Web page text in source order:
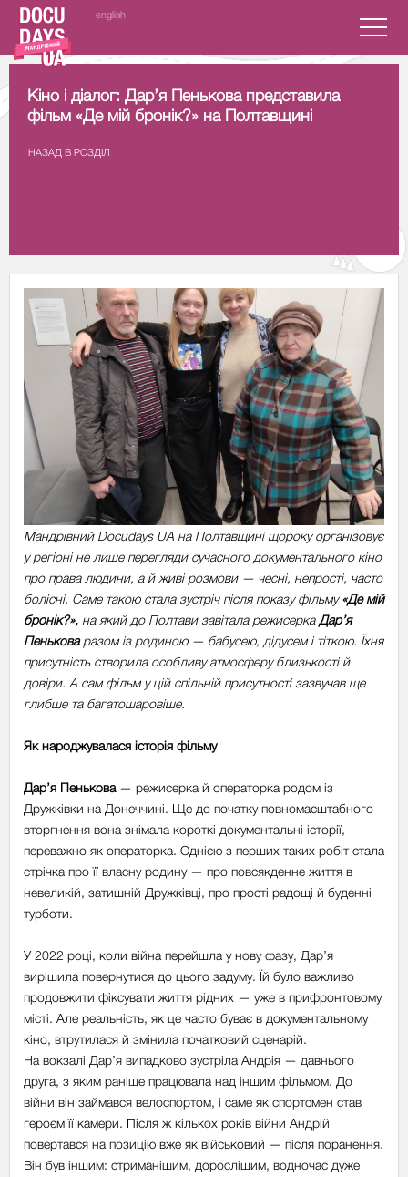
english
Кіно і діалог: Дар’я Пенькова представила
фільм «Де мій бронік?» на Полтавщині
НАЗАД В РОЗДIЛ
Мандрівний Docudays UA на Полтавщині щороку організовує
у регіоні не лише перегляди сучасного документального кіно
про права людини, а й живі розмови — чесні, непрості, часто
болісні. Саме такою стала зустріч після показу фільму«Де мій
бронік?», на який до Полтави завітала режисеркаДар’я
Пеньковаразом із родиною — бабусею, дідусем і тіткою. Їхня
присутність створила особливу атмосферу близькості й
довіри. А сам фільм у цій спільній присутності зазвучав ще
глибше та багатошаровіше.
Як народжувалася історія фільму
Дар’я Пенькова— режисерка й операторка родом із
Дружківки на Донеччині. Ще до початку повномасштабного
вторгнення вона знімала короткі документальні історії,
переважно як операторка. Однією з перших таких робіт стала
стрічка про її власну родину — про повсякденне життя в
невеликій, затишній Дружківці, про прості радощі й буденні
турботи.
У 2022 році, коли війна перейшла у нову фазу, Дар’я
вирішила повернутися до цього задуму. Їй було важливо
продовжити фіксувати життя рідних — уже в прифронтовому
місті. Але реальність, як це часто буває в документальному
кіно, втрутилася й змінила початковий сценарій.
На вокзалі Дар’я випадково зустріла Андрія — давнього
друга, з яким раніше працювала над іншим фільмом. До
війни він займався велоспортом, і саме як спортсмен став
героєм її камери. Після ж кількох років війни Андрій
повертався на позицію вже як військовий — після поранення.
Він був іншим: стриманішим, дорослішим, водночас дуже